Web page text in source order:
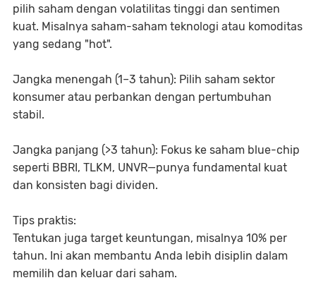
pilih saham dengan volatilitas tinggi dan sentimen
kuat. Misalnya saham-saham teknologi atau komoditas
yang sedang "hot".
Jangka menengah (1–3 tahun): Pilih saham sektor
konsumer atau perbankan dengan pertumbuhan
stabil.
Jangka panjang (>3 tahun): Fokus ke saham blue-chip
seperti BBRI, TLKM, UNVR—punya fundamental kuat
dan konsisten bagi dividen.
Tips praktis:
Tentukan juga target keuntungan, misalnya 10% per
tahun. Ini akan membantu Anda lebih disiplin dalam
memilih dan keluar dari saham.